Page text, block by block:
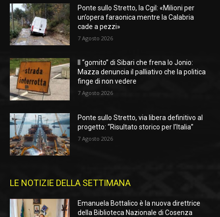
Ponte sullo Stretto, la Cgil: «Milioni per
un’opera faraonica mentre la Calabria
cade a pezzi»
7 Agosto 2026
Il “gomito” di Sibari che frena lo Jonio:
Mazza denuncia il palliativo che la politica
finge di non vedere
7 Agosto 2026
Ponte sullo Stretto, via libera definitivo al
progetto: “Risultato storico per l’Italia”
7 Agosto 2026
LE NOTIZIE DELLA SETTIMANA
Emanuela Bottalico è la nuova direttrice
della Biblioteca Nazionale di Cosenza